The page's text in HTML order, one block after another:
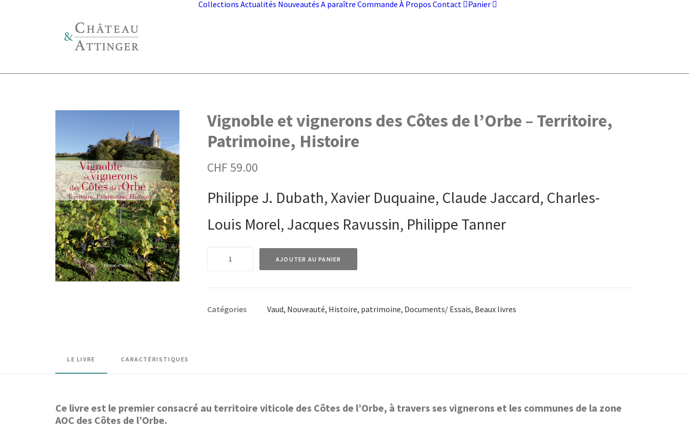
Collections Actualités Nouveautés A paraître Commande À Propos Contact Panier
Vignoble et vignerons des Côtes de l’Orbe – Territoire,
Patrimoine, Histoire
CHF59.00
Philippe J. Dubath, Xavier Duquaine, Claude Jaccard, Charles-
Louis Morel, Jacques Ravussin, Philippe Tanner
vignerons
Patrimoine,
AJOUTER AU PANIER
Catégories Vaud, Nouveauté, Histoire, patrimoine, Documents/ Essais, Beaux livres
LE LIVRE CARACTÉRISTIQUES
Ce livre est le premier consacré au territoire viticole des Côtes de l’Orbe, à travers ses vignerons et les communes de la zone
AOC des Côtes de l’Orbe.